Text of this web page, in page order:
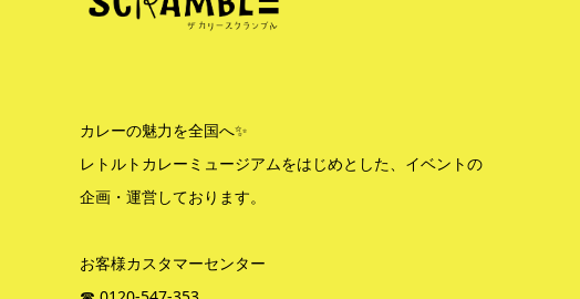
カレーの魅力を全国へ✨
レトルトカレーミュージアムをはじめとした、イベントの
企画・運営しております。
お客様カスタマーセンター